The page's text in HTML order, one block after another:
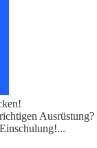
Ausrüstung?
...